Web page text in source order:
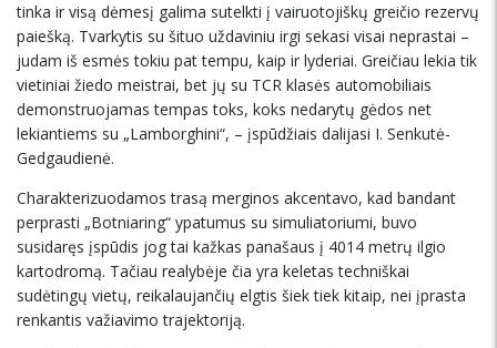
tinka ir visą dėmesį galima sutelkti į vairuotojiškų greičio rezervų
paiešką. Tvarkytis su šituo uždaviniu irgi sekasi visai neprastai –
judam iš esmės tokiu pat tempu, kaip ir lyderiai. Greičiau lekia tik
vietiniai žiedo meistrai, bet jų su TCR klasės automobiliais
demonstruojamas tempas toks, koks nedarytų gėdos net
lekiantiems su „Lamborghini“, – įspūdžiais dalijasi I. Senkutė-
Gedgaudienė.
Charakterizuodamos trasą merginos akcentavo, kad bandant
perprasti „Botniaring“ ypatumus su simuliatoriumi, buvo
susidaręs įspūdis jog tai kažkas panašaus į 4014 metrų ilgio
kartodromą. Tačiau realybėje čia yra keletas techniškai
sudėtingų vietų, reikalaujančių elgtis šiek tiek kitaip, nei įprasta
renkantis važiavimo trajektoriją.